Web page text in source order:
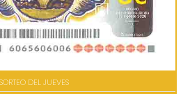
SORTEO DEL JUEVES